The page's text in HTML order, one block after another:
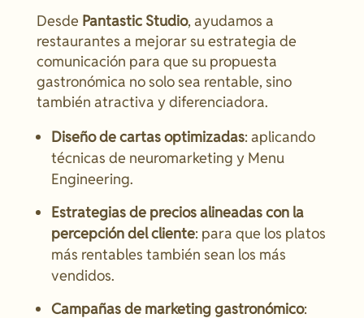
Desde Pantastic Studio, ayudamos a
restaurantes a mejorar su estrategia de
comunicación para que su propuesta
gastronómica no solo sea rentable, sino
también atractiva y diferenciadora.
Diseño de cartas optimizadas: aplicando
técnicas de neuromarketing y Menu
Engineering.
Estrategias de precios alineadas con la
percepción del cliente: para que los platos
más rentables también sean los más
vendidos.
Campañas de marketing gastronómico: